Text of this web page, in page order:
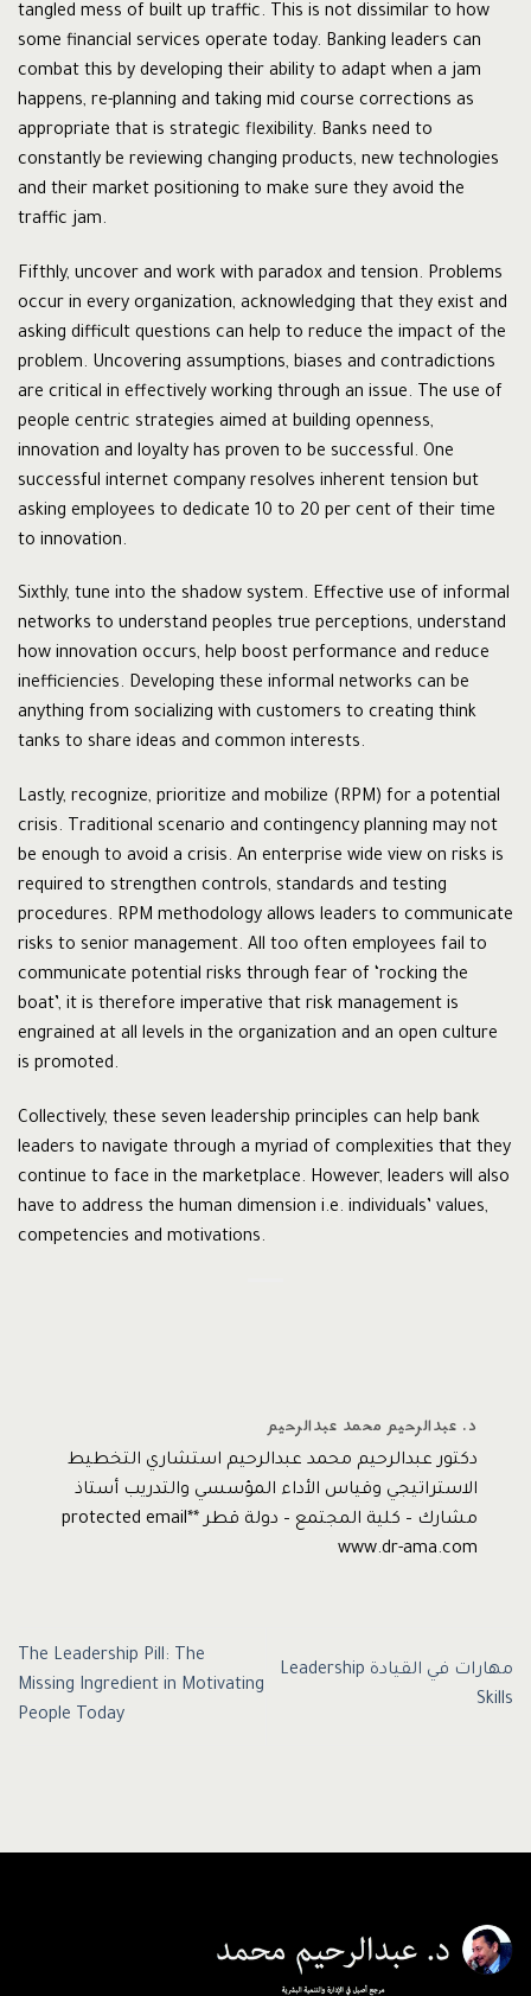
tangled mess of built up traffic. This is not dissimilar to how
some financial services operate today. Banking leaders can
combat this by developing their ability to adapt when a jam
happens, re-planning and taking mid course corrections as
appropriate that is strategic flexibility. Banks need to
constantly be reviewing changing products, new technologies
and their market positioning to make sure they avoid the
traffic jam.
Fifthly, uncover and work with paradox and tension. Problems
occur in every organization, acknowledging that they exist and
asking difficult questions can help to reduce the impact of the
problem. Uncovering assumptions, biases and contradictions
are critical in effectively working through an issue. The use of
people centric strategies aimed at building openness,
innovation and loyalty has proven to be successful. One
successful internet company resolves inherent tension but
asking employees to dedicate 10 to 20 per cent of their time
to innovation.
Sixthly, tune into the shadow system. Effective use of informal
networks to understand peoples true perceptions, understand
how innovation occurs, help boost performance and reduce
inefficiencies. Developing these informal networks can be
anything from socializing with customers to creating think
tanks to share ideas and common interests.
Lastly, recognize, prioritize and mobilize (RPM) for a potential
crisis. Traditional scenario and contingency planning may not
be enough to avoid a crisis. An enterprise wide view on risks is
required to strengthen controls, standards and testing
procedures. RPM methodology allows leaders to communicate
risks to senior management. All too often employees fail to
communicate potential risks through fear of ‘rocking the
boat’, it is therefore imperative that risk management is
engrained at all levels in the organization and an open culture
is promoted.
Collectively, these seven leadership principles can help bank
leaders to navigate through a myriad of complexities that they
continue to face in the marketplace. However, leaders will also
have to address the human dimension i.e. individuals’ values,
competencies and motivations.
د. عبدالرحيم محمد عبدالرحيم
دكتور عبدالرحيم محمد عبدالرحيم استشاري التخطيط
الاستراتيجي وقياس الأداء المؤسسي والتدريب أستاذ
مشارك – كلية المجتمع – دولة قطر *protected email*
www.dr-ama.com
مهارات في القيادة Leadership
Skills
The Leadership Pill: The
Missing Ingredient in Motivating
People Today